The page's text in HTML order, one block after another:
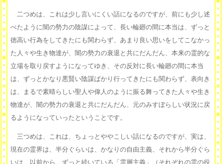
二つめは、これは少し言いにくい話になるのですが、前にも少し述
べたように闇の勢力の陰謀によって、長い輪廻の間に本当は、ずっと
徳高い行為をしてきたにも関わらず、あまり良い思いをしてこなかっ
た人々や生き物達が、闇の勢力の衰退と共にだんだん、本来の霊的な
立場を取り戻すようになってゆき、その反対に長い輪廻の間に本当
は、ずっとかなり悪賢い陰謀ばかり行ってきたにも関わらず、表向き
は、まるで素晴らしい聖人や偉人のように振る舞ってきた人々や生き
物達が、闇の勢力の衰退と共にだんだん、元のみすぼらしい状況に戻
るようになっていったということです。
三つめは、これは、ちょっとややこしい話になるのですが、実は、
現在の霊界は、半分ぐらいは、かなりの自由主義、それから半分ぐら
いは、以前から、ずっと続いている「霊層主義」（それぞれの霊の役